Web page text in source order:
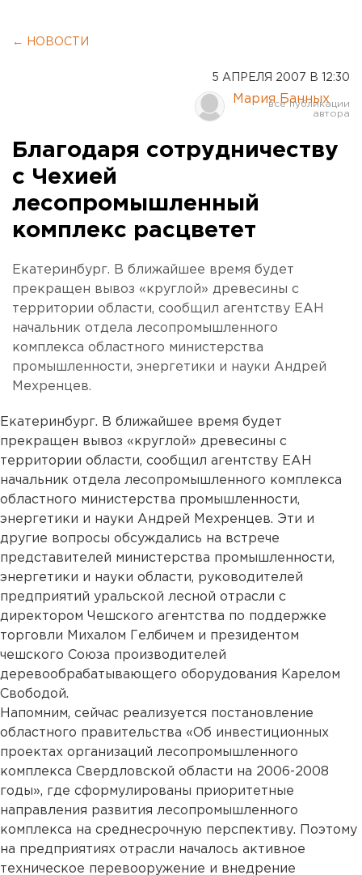
← НОВОСТИ
5 АПРЕЛЯ 2007 В 12:30
Мария Банных
Благодаря сотрудничеству
с Чехией
лесопромышленный
комплекс расцветет
Екатеринбург. В ближайшее время будет
прекращен вывоз «круглой» древесины с
территории области, сообщил агентству ЕАН
начальник отдела лесопромышленного
комплекса областного министерства
промышленности, энергетики и науки Андрей
Мехренцев.
Екатеринбург. В ближайшее время будет
прекращен вывоз «круглой» древесины с
территории области, сообщил агентству ЕАН
начальник отдела лесопромышленного комплекса
областного министерства промышленности,
энергетики и науки Андрей Мехренцев. Эти и
другие вопросы обсуждались на встрече
представителей министерства промышленности,
энергетики и науки области, руководителей
предприятий уральской лесной отрасли с
директором Чешского агентства по поддержке
торговли Михалом Гелбичем и президентом
чешского Союза производителей
деревообрабатывающего оборудования Карелом
Свободой.
Напомним, сейчас реализуется постановление
областного правительства «Об инвестиционных
проектах организаций лесопромышленного
комплекса Свердловской области на 2006-2008
годы», где сформулированы приоритетные
направления развития лесопромышленного
комплекса на среднесрочную перспективу. Поэтому
на предприятиях отрасли началось активное
техническое перевооружение и внедрение